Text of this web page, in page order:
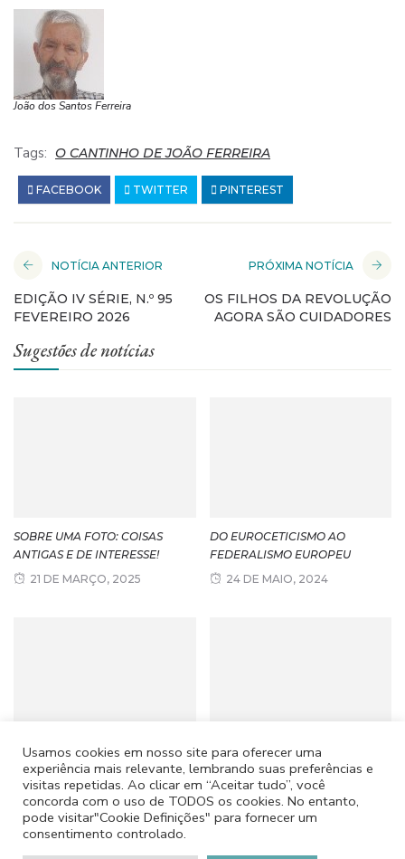
João dos Santos Ferreira
Tags: O CANTINHO DE JOÃO FERREIRA
FACEBOOK TWITTER PINTEREST
NOTÍCIA ANTERIOR
EDIÇÃO IV SÉRIE, N.º 95
FEVEREIRO 2026
PRÓXIMA NOTÍCIA
OS FILHOS DA REVOLUÇÃO
AGORA SÃO CUIDADORES
Sugestões de notícias
SOBRE UMA FOTO: COISAS
ANTIGAS E DE INTERESSE!
21 DE MARÇO, 2025
DO EUROCETICISMO AO
FEDERALISMO EUROPEU
24 DE MAIO, 2024
UMA CASA COM MAIS DE
SESSENTA ANOS
27 DE JUNHO, 2025
A SANTA CASA…
23 DE SETEMBRO, 2022
Usamos cookies em nosso site para oferecer uma
experiência mais relevante, lembrando suas preferências e
visitas repetidas. Ao clicar em “Aceitar tudo”, você
concorda com o uso de TODOS os cookies. No entanto,
pode visitar"Cookie Definições" para fornecer um
consentimento controlado.